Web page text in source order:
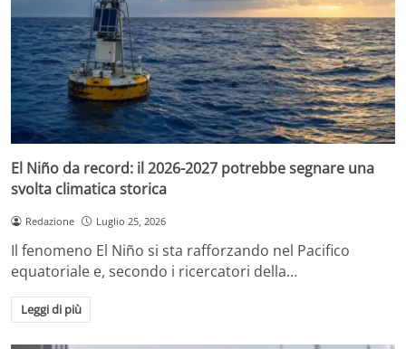
El Niño da record: il 2026-2027 potrebbe segnare una
svolta climatica storica
Redazione Luglio 25, 2026
Il fenomeno El Niño si sta rafforzando nel Pacifico
equatoriale e, secondo i ricercatori della…
Leggi di più